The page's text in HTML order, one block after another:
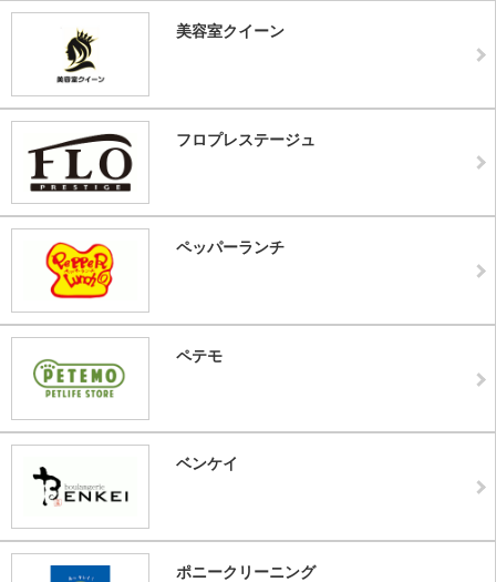
美容室クイーン
フロプレステージュ
ペッパーランチ
ペテモ
ベンケイ
ポニークリーニング